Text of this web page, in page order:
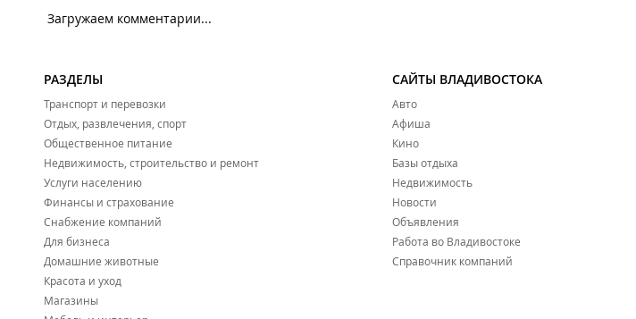
Загружаем комментарии...
РАЗДЕЛЫ
Транспорт и перевозки
Отдых, развлечения, спорт
Общественное питание
Недвижимость, строительство и ремонт
Услуги населению
Финансы и страхование
Снабжение компаний
Для бизнеса
Домашние животные
Красота и уход
Магазины
САЙТЫ ВЛАДИВОСТОКА
Авто
Афиша
Кино
Базы отдыха
Недвижимость
Новости
Объявления
Работа во Владивостоке
Справочник компаний